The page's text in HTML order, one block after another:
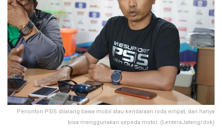
Penonton PSIS dilarang bawa mobil atau kendaraan roda empat, dan hanya
bisa menggunakan sepeda motor. (LenteraJateng/dok)